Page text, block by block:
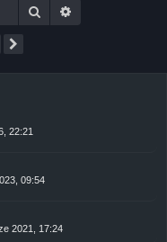
Szukaj
22:21
09:54
2021, 17:24